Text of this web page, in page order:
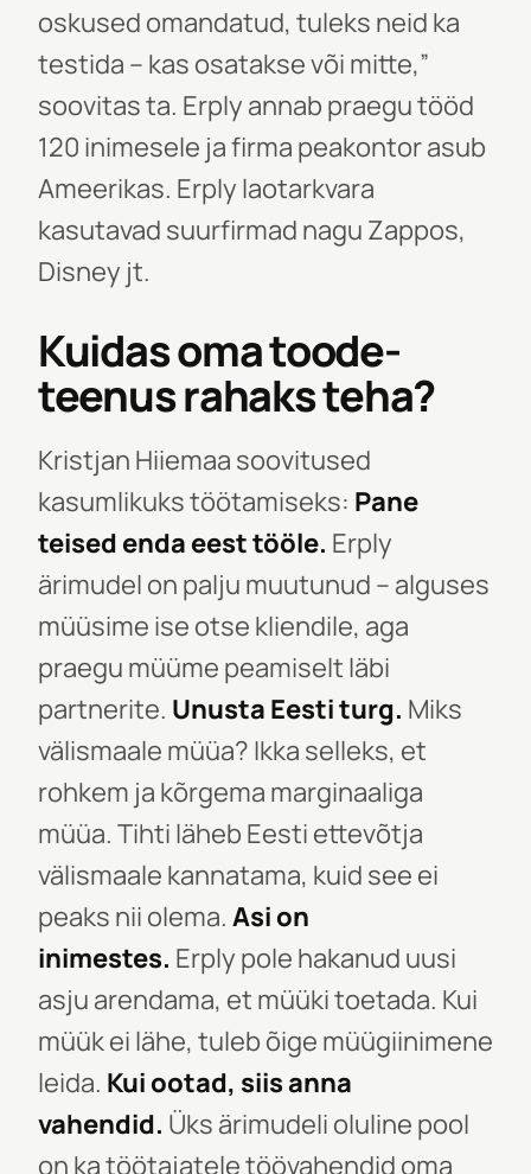
oskused omandatud, tuleks neid ka
testida – kas osatakse või mitte,”
soovitas ta. Erply annab praegu tööd
120 inimesele ja firma peakontor asub
Ameerikas. Erply laotarkvara
kasutavad suurfirmad nagu Zappos,
Disney jt.
Kuidas oma toode-
teenus rahaks teha?
Kristjan Hiiemaa soovitused
kasumlikuks töötamiseks: Pane
teised enda eest tööle. Erply
ärimudel on palju muutunud – alguses
müüsime ise otse kliendile, aga
praegu müüme peamiselt läbi
partnerite. Unusta Eesti turg. Miks
välismaale müüa? Ikka selleks, et
rohkem ja kõrgema marginaaliga
müüa. Tihti läheb Eesti ettevõtja
välismaale kannatama, kuid see ei
peaks nii olema. Asi on
inimestes. Erply pole hakanud uusi
asju arendama, et müüki toetada. Kui
müük ei lähe, tuleb õige müügiinimene
leida. Kui ootad, siis anna
vahendid. Üks ärimudeli oluline pool
on ka töötajatele töövahendid oma